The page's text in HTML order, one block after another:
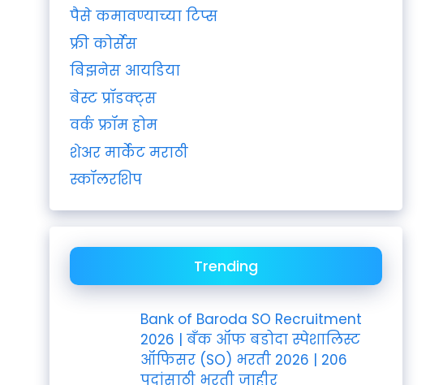
पैसे कमावण्याच्या टिप्स
फ्री कोर्सेस
बिझनेस आयडिया
बेस्ट प्रॉडक्ट्स
वर्क फ्रॉम होम
शेअर मार्केट मराठी
स्कॉलरशिप
Trending
Bank of Baroda SO Recruitment
2026 | बँक ऑफ बडोदा स्पेशालिस्ट
ऑफिसर (SO) भरती 2026 | 206
पदांसाठी भरती जाहीर